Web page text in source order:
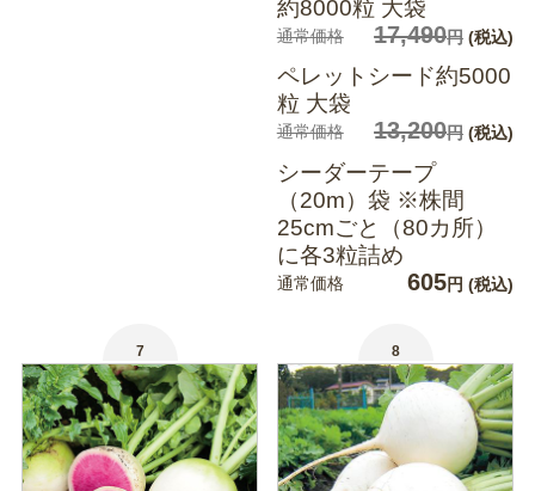
約8000粒 大袋
通常価格 17,490円 (税込)
ペレットシード約5000
粒 大袋
通常価格 13,200円 (税込)
シーダーテープ
（20m）袋 ※株間
25cmごと（80カ所）
に各3粒詰め
通常価格 605円 (税込)
7 8